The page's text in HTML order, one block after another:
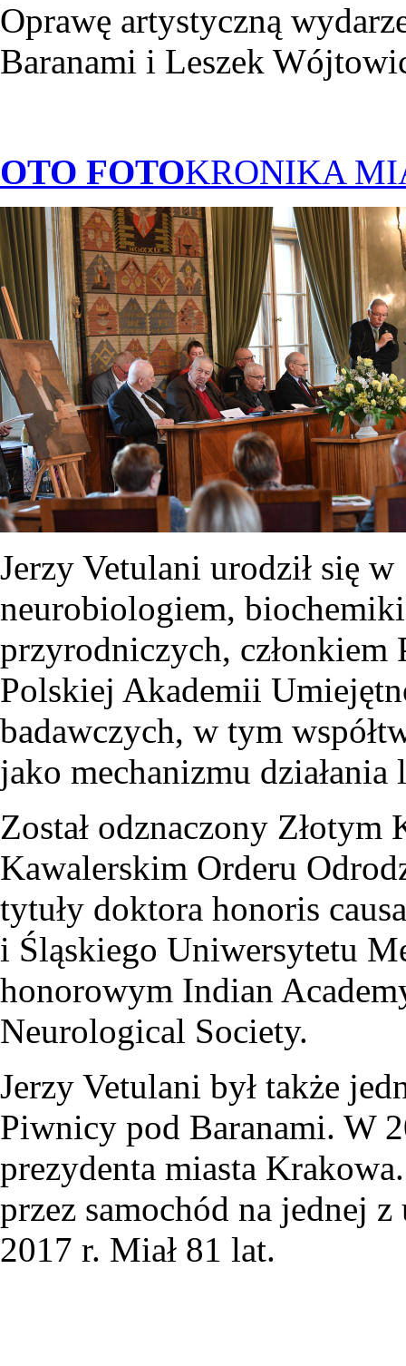
Oprawę artystyczną
Baranami i Leszek
OTO FOTOKRONIKA
Jerzy Vetulani urodził się
neurobiologiem,
przyrodniczych,
Polskiej Akademii
badawczych, w tym
jako mechanizmu
Został odznaczony
Kawalerskim Orderu
tytuły doktora honoris
i Śląskiego Uniwersytetu
honorowym Indian
Neurological Society.
Jerzy Vetulani był także
Piwnicy pod Baranami. W
prezydenta miasta
przez samochód na jednej
2017 r. Miał 81 lat.